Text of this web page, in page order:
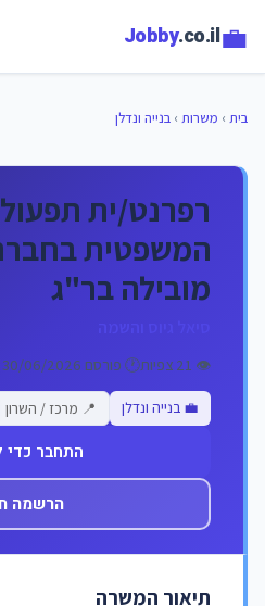
💼
Jobby.co.il
בית › משרות › בנייה ונדלן
רפרנט/ית
המשפטית
מובילה בר"ג
סיאל גיוס והשמה
👁️ 21 צפיות 🕐 פורסם 30/06/2026
💼 בנייה ונדלן 📍 מרכז / השרון
התחבר כדי
הרשמה
תיאור המשרה